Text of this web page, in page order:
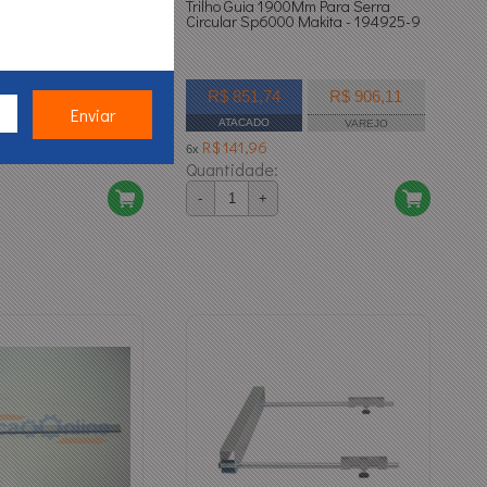
- 199141-8 -
R$ 423,31
VAREJO
Trilho Guia 1900Mm Para Serra
Circular Sp6000 Makita - 194925-9
R$ 851,74
ATACADO
R$ 906,11
VAREJO
6x R$ 141,96
Quantidade:
- +